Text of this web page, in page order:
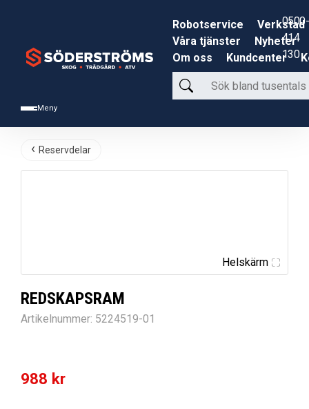
Meny
Robotservice
Verkstad
Våra tjänster
Nyheter
Om oss
Kundcenter
Sök
bland
produkter
0500-
414
130
Reservdelar
Helskärm
REDSKAPSRAM
Artikelnummer: 5224519-01
988 kr